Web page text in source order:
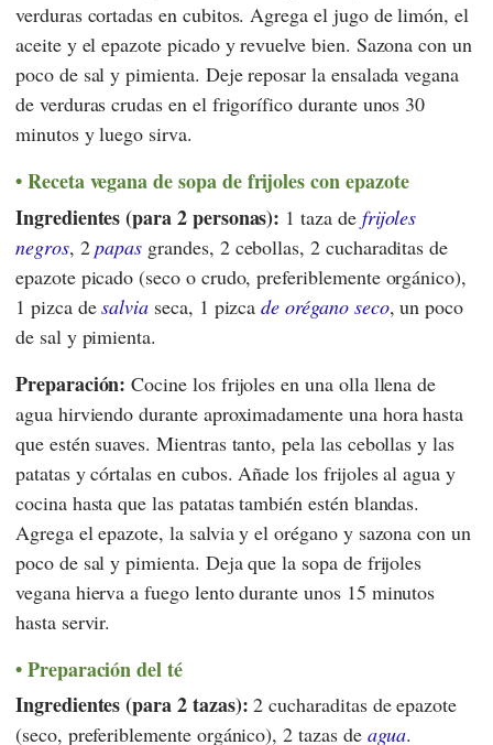
verduras cortadas en cubitos. Agrega el jugo de limón, el
aceite y el epazote picado y revuelve bien. Sazona con un
poco de sal y pimienta. Deje reposar la ensalada vegana
de verduras crudas en el frigorífico durante unos 30
minutos y luego sirva.
Receta vegana de sopa de frijoles con epazote
Ingredientes (para 2 personas): 1 taza de frijoles
negros, 2papas grandes, 2 cebollas, 2 cucharaditas de
epazote picado (seco o crudo, preferiblemente orgánico),
1 pizca desalvia seca, 1 pizcade orégano seco, un poco
de sal y pimienta.
Preparación: Cocine los frijoles en una olla llena de
agua hirviendo durante aproximadamente una hora hasta
que estén suaves. Mientras tanto, pela las cebollas y las
patatas y córtalas en cubos. Añade los frijoles al agua y
cocina hasta que las patatas también estén blandas.
Agrega el epazote, la salvia y el orégano y sazona con un
poco de sal y pimienta. Deja que la sopa de frijoles
vegana hierva a fuego lento durante unos 15 minutos
hasta servir.
Preparación del té
Ingredientes (para 2 tazas): 2 cucharaditas de epazote
(seco, preferiblemente orgánico), 2 tazas de agua.